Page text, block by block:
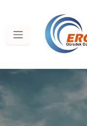
zawartości